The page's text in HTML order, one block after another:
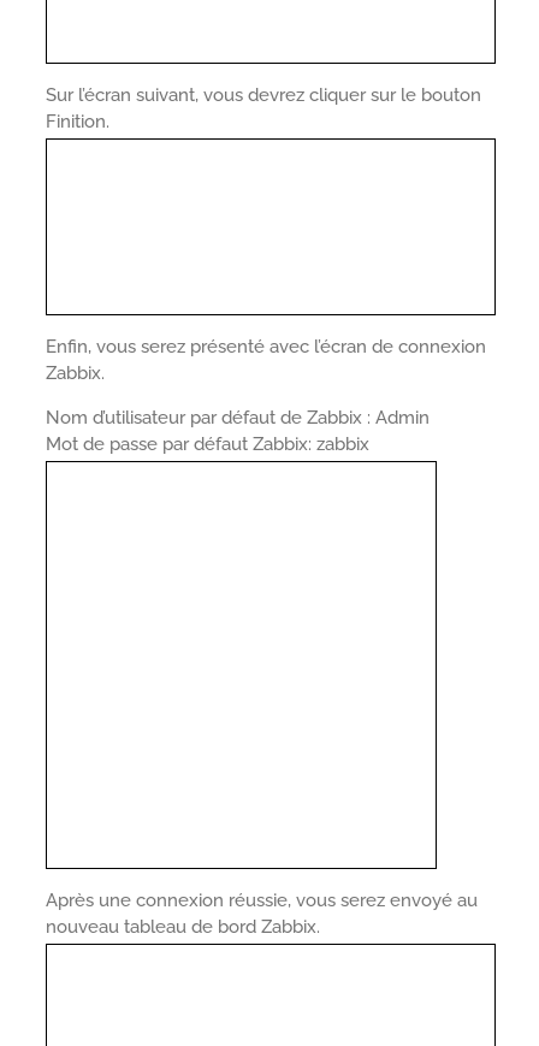
Sur l’écran suivant, vous devrez cliquer sur le bouton
Finition.
Enfin, vous serez présenté avec l’écran de connexion
Zabbix.
Nom d’utilisateur par défaut de Zabbix : Admin
Mot de passe par défaut Zabbix: zabbix
Après une connexion réussie, vous serez envoyé au
nouveau tableau de bord Zabbix.